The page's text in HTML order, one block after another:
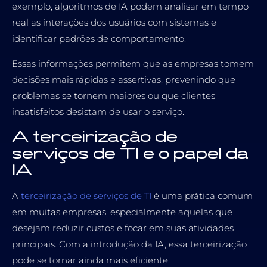
exemplo, algoritmos de IA podem analisar em tempo
real as interações dos usuários com sistemas e
identificar padrões de comportamento.
Essas informações permitem que as empresas tomem
decisões mais rápidas e assertivas, prevenindo que
problemas se tornem maiores ou que clientes
insatisfeitos desistam de usar o serviço.
A terceirização de
serviços de TI e o papel da
IA
A terceirização de serviços de TI é uma prática comum
em muitas empresas, especialmente aquelas que
desejam reduzir custos e focar em suas atividades
principais. Com a introdução da IA, essa terceirização
pode se tornar ainda mais eficiente.